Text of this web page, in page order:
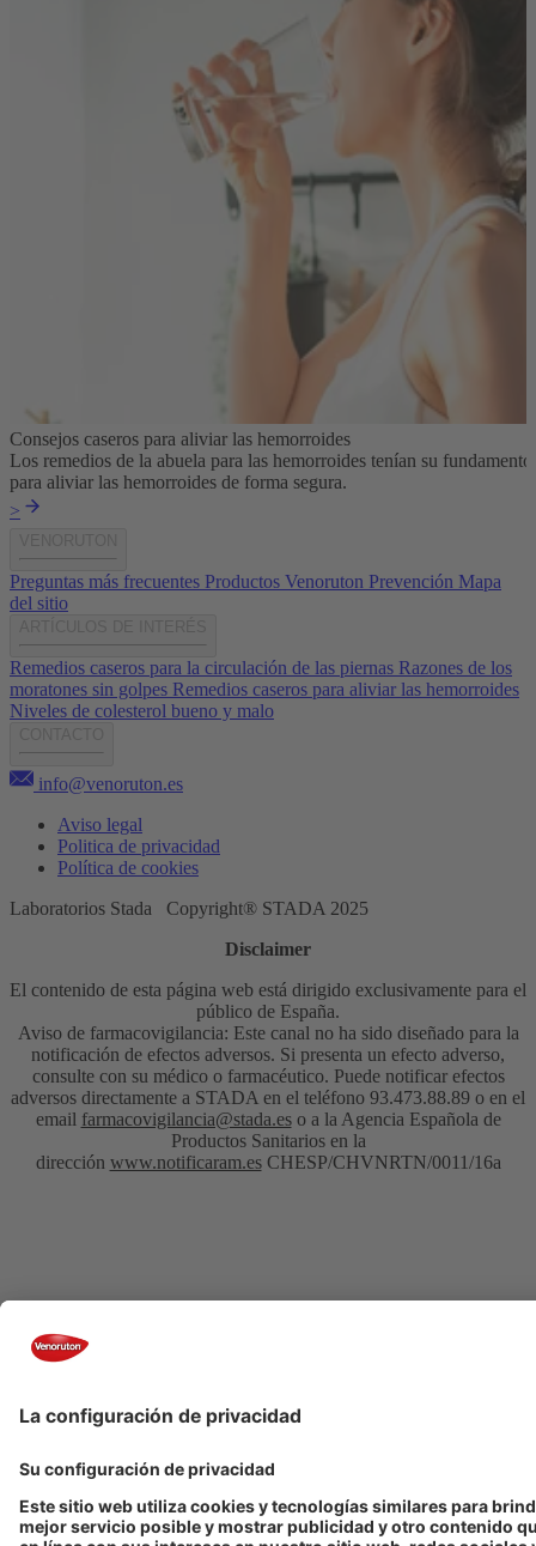
Consejos caseros para aliviar las hemorroides
Los remedios de la abuela para las hemorroides tenían su
para aliviar las hemorroides de forma segura.
>
Preguntas más frecuentes Productos Venoruton Prevención Mapa
del sitio
Remedios caseros para la circulación de las piernas Razones de los
moratones sin golpes Remedios caseros para aliviar las hemorroides
Niveles de colesterol bueno y malo
info@venoruton.es
Aviso legal
Politica de privacidad
Política de cookies
Laboratorios Stada Copyright® STADA 2025
Disclaimer
El contenido de esta página web está dirigido exclusivamente para el
público de España.
Aviso de farmacovigilancia: Este canal no ha sido diseñado para la
notificación de efectos adversos. Si presenta un efecto adverso,
consulte con su médico o farmacéutico. Puede notificar efectos
adversos directamente a STADA en el teléfono 93.473.88.89 o en el
email farmacovigilancia@stada.eso a la Agencia Española de
Productos Sanitarios en la
dirección www.notificaram.esCHESP/CHVNRTN/0011/16a